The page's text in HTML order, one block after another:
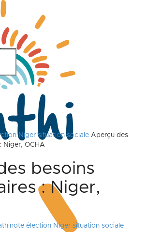
Niger situation sociale Aperçu des
Niger, OCHA
besoins
: Niger,
élection Niger situation sociale